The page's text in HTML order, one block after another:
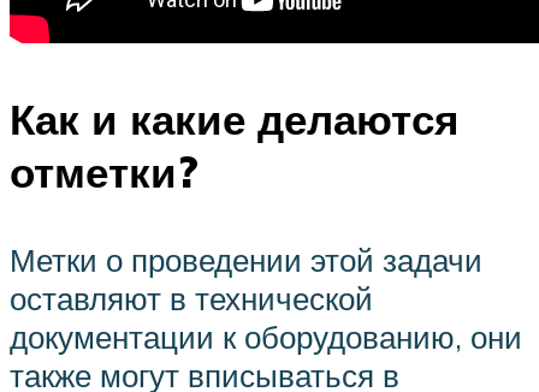
Как и какие делаются
отметки?
Метки о проведении этой задачи
оставляют в технической
документации к оборудованию, они
также могут вписываться в